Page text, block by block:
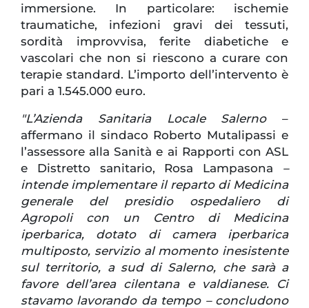
immersione. In particolare: ischemie
traumatiche, infezioni gravi dei tessuti,
sordità improvvisa, ferite diabetiche e
vascolari che non si riescono a curare con
terapie standard. L’importo dell’intervento è
pari a 1.545.000 euro.
"L’Azienda Sanitaria Locale Salerno –
affermano il sindaco Roberto Mutalipassi e
l’assessore alla Sanità e ai Rapporti con ASL
e Distretto sanitario, Rosa Lampasona –
intende implementare il reparto di Medicina
generale del presidio ospedaliero di
Agropoli con un Centro di Medicina
iperbarica, dotato di camera iperbarica
multiposto, servizio al momento inesistente
sul territorio, a sud di Salerno, che sarà a
favore dell’area cilentana e valdianese. Ci
stavamo lavorando da tempo – concludono